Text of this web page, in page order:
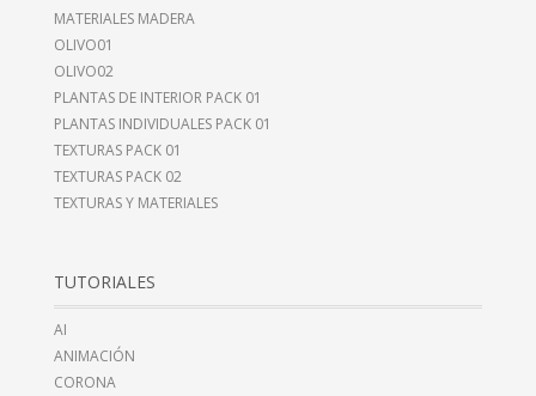
MATERIALES MADERA
OLIVO01
OLIVO02
PLANTAS DE INTERIOR PACK 01
PLANTAS INDIVIDUALES PACK 01
TEXTURAS PACK 01
TEXTURAS PACK 02
TEXTURAS Y MATERIALES
TUTORIALES
AI
ANIMACIÓN
CORONA